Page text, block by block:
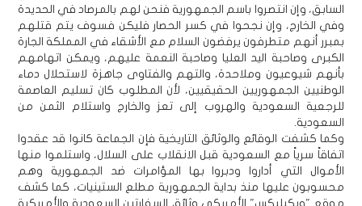
السابق، وإن انتصروا باسم الجمهورية فنحن لهم بالمرصاد في الحديدة
وفي الخارج، وإن نجحوا في كسر الحصار فليكن فسوف يتم قتلهم
بمبرر أنهم متطرفون يرفضون السلام مع الأشقاء في المملكة الجارة
الكبرى وصاحبة اليد العليا وصاحبة النعمة عليهم، ويمكن اتهامهم
بأنهم شيوعيون وملاحدة، والتهم والفتاوى جاهزة لاستحلال دماء
الوطنيين الجمهوريين الحقيقيين، لأن المطلوب كان تسليم العاصمة
للرجعية السعودية والهروب إلى تعز والخارج واستلام الثمن من
السعودية.
وكما كشفت الوقائع والوثائق التاريخية فإن الجماعة كانوا قد عقدوا
اتفاقاً سرياً مع السعودية قبل الانقلاب على السلال، واستلموا منها
الأموال التي أداروا ودبروا بها المؤامرات ضد الجمهورية وهم
محسوبون عليها منذ بداية الجمهورية مطلع الستينيات، كما كشف
موقع "ويكيليكس" الأمريكي وثائق السفارتين السعودية والأمريكية